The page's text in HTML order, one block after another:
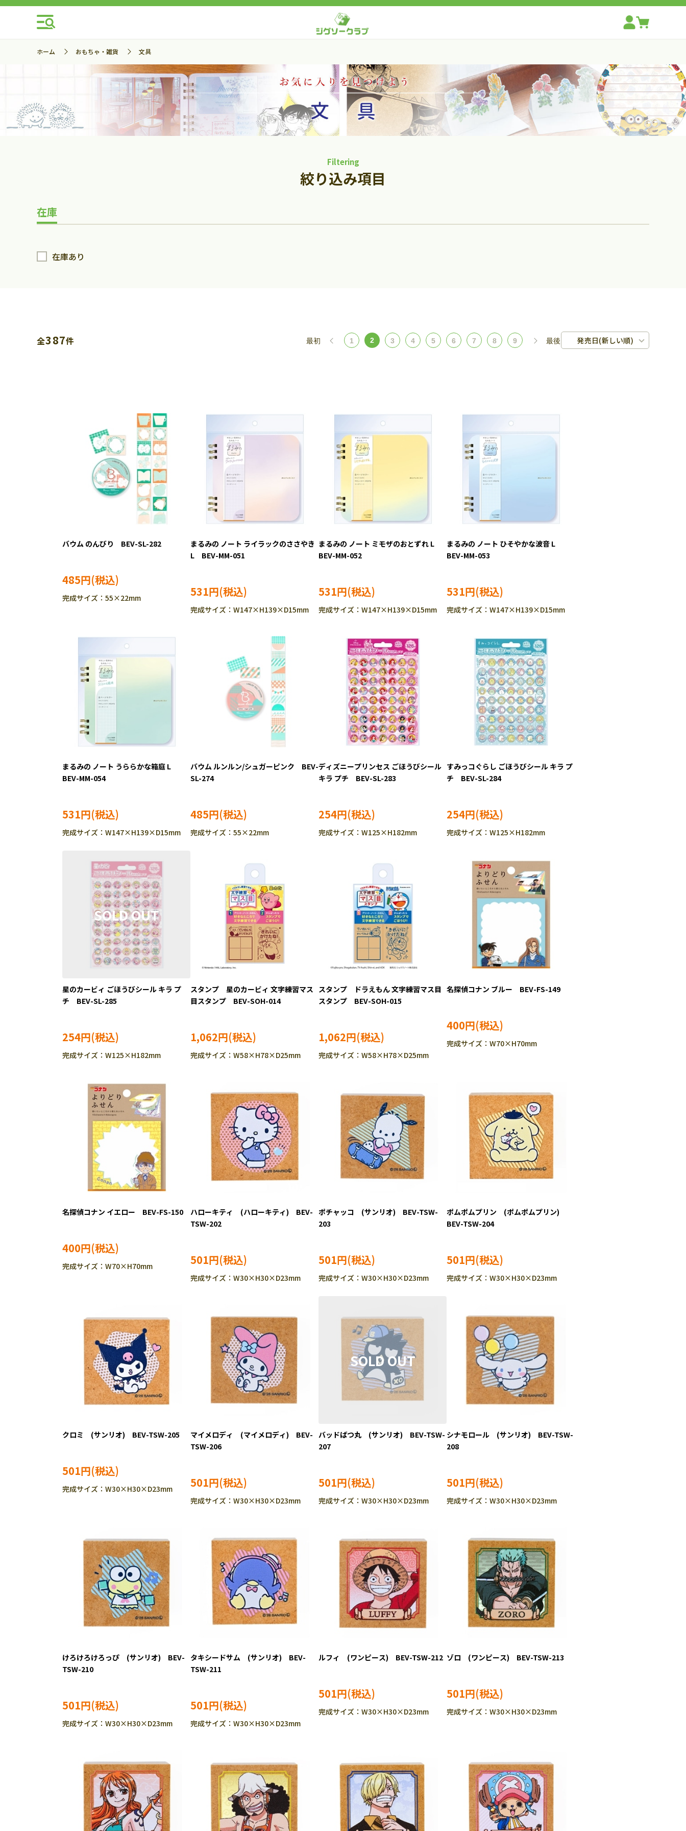
ホーム おもちゃ・雑貨 文具
Filtering
絞り込み項目
在庫
在庫あり
全387件 最初 1 2 3 4 5 6 7 8 9 最後 発売日(新しい順)
バウム のんびり BEV-SL-282
485円
完成サイズ：55×22mm
まるみの ノート ライラックのささやき
L BEV-MM-051
531円
完成サイズ：W147×H139×D15mm
まるみの ノート ミモザのおとずれ L
BEV-MM-052
531円
完成サイズ：W147×H139×D15mm
まるみの ノート ひそやかな波音 L
BEV-MM-053
531円
完成サイズ：W147×H139×D15mm
まるみの ノート うららかな箱庭 L
BEV-MM-054
531円
完成サイズ：W147×H139×D15mm
バウム ルンルン/シュガーピンク BEV-
SL-274
485円
完成サイズ：55×22mm
ディズニープリンセス ごほうびシール
キラ プチ BEV-SL-283
254円
完成サイズ：W125×H182mm
すみっコぐらし ごほうびシール キラ プ
チ BEV-SL-284
254円
完成サイズ：W125×H182mm
星のカービィ ごほうびシール キラ プ
チ BEV-SL-285
254円
完成サイズ：W125×H182mm
スタンプ 星のカービィ 文字練習マス
目スタンプ BEV-SOH-014
1,062円
完成サイズ：W58×H78×D25mm
スタンプ ドラえもん 文字練習マス目
スタンプ BEV-SOH-015
1,062円
完成サイズ：W58×H78×D25mm
名探偵コナン ブルー BEV-FS-149
400円
完成サイズ：W70×H70mm
名探偵コナン イエロー BEV-FS-150
400円
完成サイズ：W70×H70mm
ハローキティ (ハローキティ) BEV-
TSW-202
501円
完成サイズ：W30×H30×D23mm
ポチャッコ (サンリオ) BEV-TSW-
203
501円
完成サイズ：W30×H30×D23mm
ポムポムプリン (ポムポムプリン)
BEV-TSW-204
501円
完成サイズ：W30×H30×D23mm
クロミ (サンリオ) BEV-TSW-205
501円
完成サイズ：W30×H30×D23mm
マイメロディ (マイメロディ) BEV-
TSW-206
501円
完成サイズ：W30×H30×D23mm
バッドばつ丸 (サンリオ) BEV-TSW-
207
501円
完成サイズ：W30×H30×D23mm
シナモロール (サンリオ) BEV-TSW-
208
501円
完成サイズ：W30×H30×D23mm
けろけろけろっぴ (サンリオ) BEV-
TSW-210
501円
完成サイズ：W30×H30×D23mm
タキシードサム (サンリオ) BEV-
TSW-211
501円
完成サイズ：W30×H30×D23mm
ルフィ (ワンピース) BEV-TSW-212
501円
完成サイズ：W30×H30×D23mm
ゾロ (ワンピース) BEV-TSW-213
501円
完成サイズ：W30×H30×D23mm